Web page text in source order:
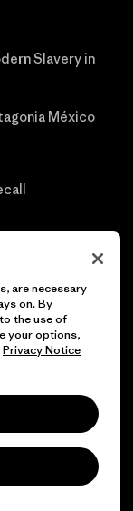
Slavery in
México
are necessary
on. By
the use of
your options,
Privacy Notice